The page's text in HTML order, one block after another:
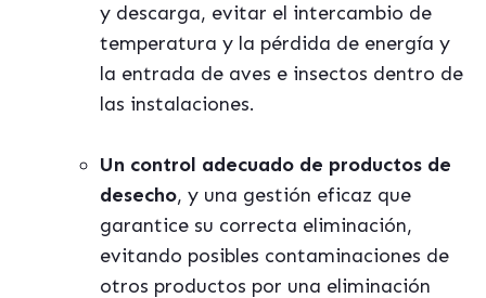
y descarga, evitar el intercambio de
temperatura y la pérdida de energía y
la entrada de aves e insectos dentro de
las instalaciones.
Un control adecuado de productos de
desecho, y una gestión eficaz que
garantice su correcta eliminación,
evitando posibles contaminaciones de
otros productos por una eliminación